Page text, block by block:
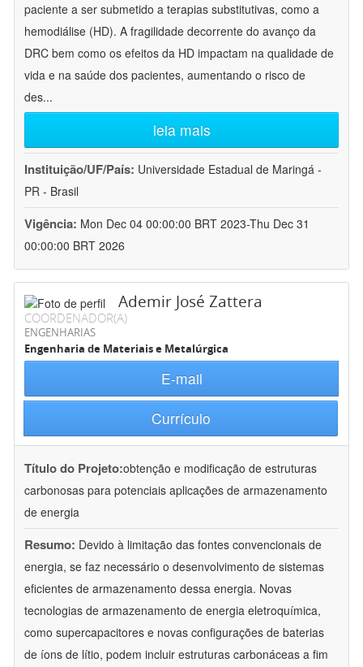
paciente a ser submetido a terapias substitutivas, como a
hemodiálise (HD). A fragilidade decorrente do avanço da
DRC bem como os efeitos da HD impactam na qualidade de
vida e na saúde dos pacientes, aumentando o risco de
des...
leia mais
Instituição/UF/País: Universidade Estadual de Maringá -
PR - Brasil
Vigência: Mon Dec 04 00:00:00 BRT 2023-Thu Dec 31
00:00:00 BRT 2026
Ademir José Zattera
COORDENADOR(A)
ENGENHARIAS
Engenharia de Materiais e Metalúrgica
E-mail
Currículo
Título do Projeto:obtenção e modificação de estruturas
carbonosas para potenciais aplicações de armazenamento
de energia
Resumo: Devido à limitação das fontes convencionais de
energia, se faz necessário o desenvolvimento de sistemas
eficientes de armazenamento dessa energia. Novas
tecnologias de armazenamento de energia eletroquímica,
como supercapacitores e novas configurações de baterias
de íons de lítio, podem incluir estruturas carbonáceas a fim